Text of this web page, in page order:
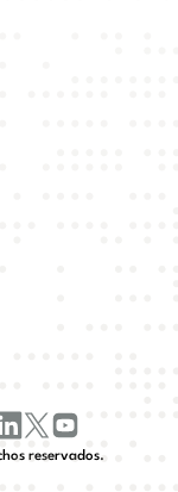
reservados.
x/twitter
youtube